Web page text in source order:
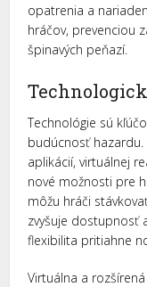
opatrenia a
hráčov, prevenciou
špinavých peňazí.
Technológie sú
budúcnosť hazardu.
aplikácií, virtuálnej
nové možnosti pre
môžu hráči
zvyšuje dostupnosť
flexibilita pritiahne
Virtuálna a